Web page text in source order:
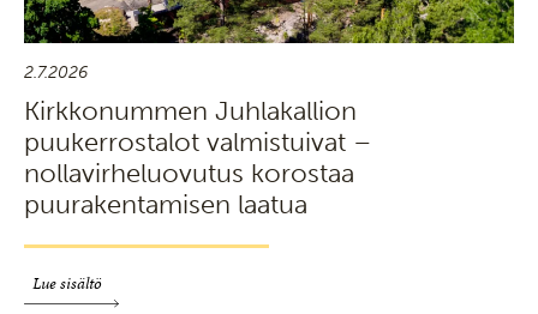
2.7.2026
Kirkkonummen Juhlakallion
puukerrostalot valmistuivat –
nollavirheluovutus korostaa
puurakentamisen laatua
Lue sisältö